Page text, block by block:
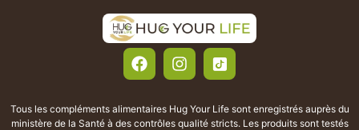
Tous les compléments alimentaires Hug Your Life sont enregistrés auprès du
ministère de la Santé à des contrôles qualité stricts. Les produits sont testés